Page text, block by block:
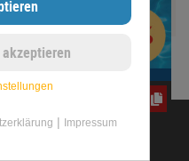
shop.de
| Impressum